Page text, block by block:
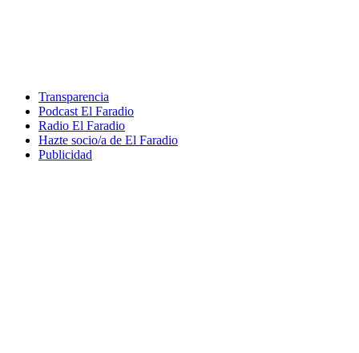
Transparencia
Podcast El Faradio
Radio El Faradio
Hazte socio/a de El Faradio
Publicidad